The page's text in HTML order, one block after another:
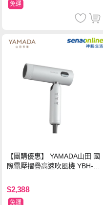
免運
【團購優惠】 YAMADA山田 國
際電壓摺疊高速吹風機 YBH-12
$2,388
免運